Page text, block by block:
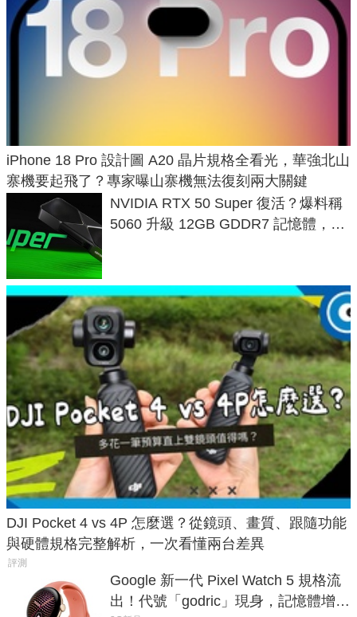
iPhone 18 Pro 設計圖 A20 晶片規格全看光，華強北山
寨機要起飛了？專家曝山寨機無法復刻兩大關鍵
NVIDIA RTX 50 Super 復活？爆料稱
5060 升級 12GB GDDR7 記憶體，這
DJI Pocket 4 vs 4P 怎麼選？從鏡頭、畫質、跟隨功能
與硬體規格完整解析，一次看懂兩台差異
評測
Google 新一代 Pixel Watch 5 規格流
出！代號「godric」現身，記憶體增強